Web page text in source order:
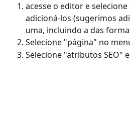
acesse o editor e
adicioná-los (sugerimos
uma, incluindo a das
Selecione "página" no
Selecione "atributos SEO"